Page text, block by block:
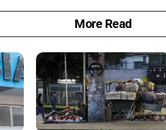
More Read